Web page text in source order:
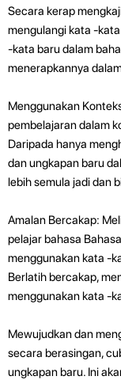
Secara kerap
mengulangi kata -
-kata baru dalam
menerapkannya
Menggunakan
pembelajaran dalam
Daripada hanya
dan ungkapan baru
lebih semula jadi dan
Amalan Bercakap:
pelajar bahasa
menggunakan kata -
Berlatih bercakap,
menggunakan kata -
Mewujudkan dan
secara berasingan,
ungkapan baru. Ini